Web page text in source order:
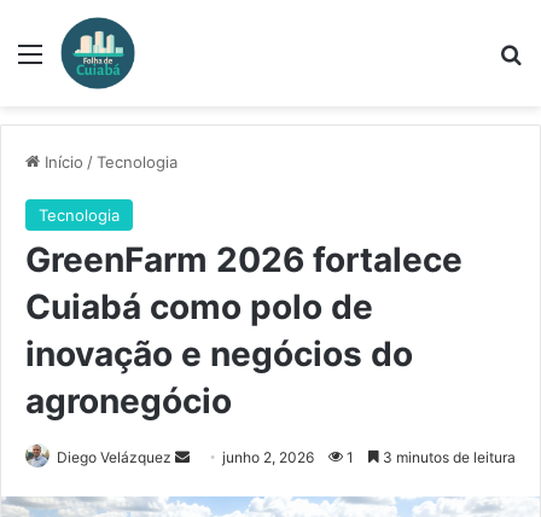
Menu
Início /Tecnologia
Tecnologia
GreenFarm 2026 fortalece
Cuiabá como polo de
inovação e negócios do
agronegócio
Diego Velázquez
Mandejunho 2, 2026 1 3 minutos de leitura